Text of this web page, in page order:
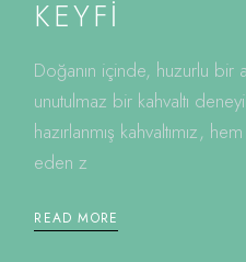
KEYFI
Doğanın içinde, huzurlu bir
unutulmaz bir kahvaltı
hazırlanmış kahvaltımız,
eden z
READ MORE